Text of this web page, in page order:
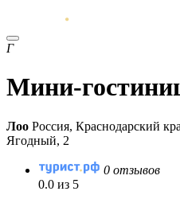
Г
Мини-
Лоо Россия, Краснодарский
Ягодный, 2
0 отзывов
0.0 из 5